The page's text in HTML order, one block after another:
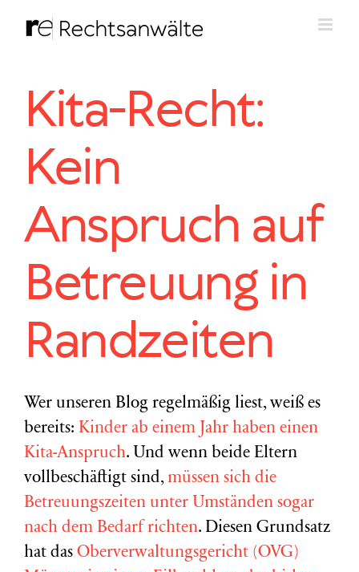
Inhalt
Kita-Recht:
Kein
Anspruch auf
Betreuung in
Randzeiten
Wer unseren Blog regelmäßig liest, weiß es
bereits: Kinder ab einem Jahr haben einen
Kita-Anspruch. Und wenn beide Eltern
vollbeschäftigt sind, müssen sich die
Betreuungszeiten unter Umständen sogar
nach dem Bedarf richten. Diesen Grundsatz
hat das Oberverwaltungsgericht (OVG)